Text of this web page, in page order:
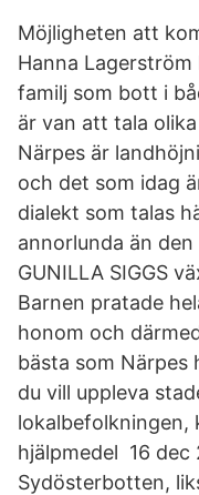
Möjligheten att
Hanna
familj som bott i
är van att tala
Närpes är
och det som idag
dialekt som talas
annorlunda än den
GUNILLA SIGGS
Barnen pratade
honom och
bästa som Närpes
du vill uppleva
lokalbefolkningen,
hjälpmedel 16 dec
Sydösterbotten,